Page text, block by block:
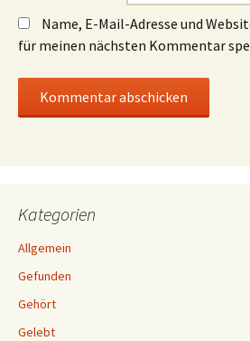
Name, E-Mail-Adresse und
für meinen nächsten Kommentar
Kategorien
Allgemein
Gefunden
Gehört
Gelebt